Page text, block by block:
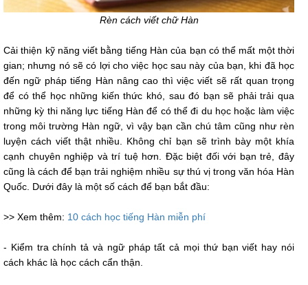
Rèn cách viết chữ Hàn
Cải thiện kỹ năng viết bằng tiếng Hàn của bạn có thể mất một thời
gian; nhưng nó sẽ có lợi cho việc học sau này của bạn, khi đã học
đến ngữ pháp tiếng Hàn nâng cao thì việc viết sẽ rất quan trọng
để có thể học những kiến thức khó, sau đó bạn sẽ phải trải qua
những kỳ thi năng lực tiếng Hàn để có thể đi du học hoặc làm việc
trong môi trường Hàn ngữ, vì vậy bạn cần chú tâm cũng như rèn
luyện cách viết thật nhiều. Không chỉ bạn sẽ trình bày một khía
cạnh chuyên nghiệp và trí tuệ hơn. Đặc biệt đối với bạn trẻ, đây
cũng là cách để bạn trải nghiệm nhiều sự thú vị trong văn hóa Hàn
Quốc. Dưới đây là một số cách để bạn bắt đầu:
>> Xem thêm: 10 cách học tiếng Hàn miễn phí
- Kiểm tra chính tả và ngữ pháp tất cả mọi thứ bạn viết hay nói
cách khác là học cách cẩn thận.